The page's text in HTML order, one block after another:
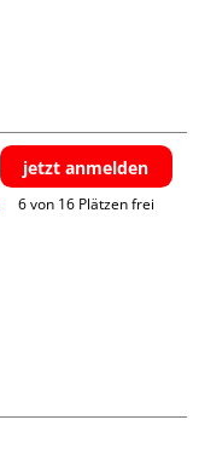
jetzt anmelden
6 von 16 Plätzen frei